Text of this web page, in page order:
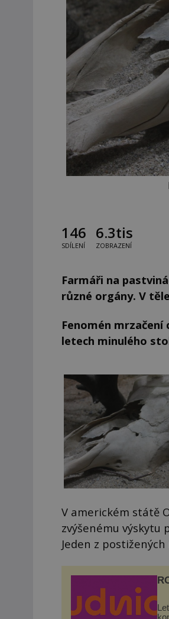
146
SDÍLENÍ
6.3tis
ZOBRAZENÍ
Farmáři na
různé orgány. V
Fenomén
letech minulého
V americkém státě
zvýšenému
Jeden z